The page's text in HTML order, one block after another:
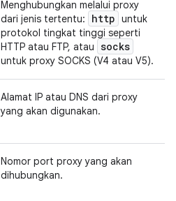
Menghubungkan melalui proxy
dari jenis tertentu:
http untuk
protokol tingkat tinggi seperti
HTTP atau FTP, atau socks
untuk proxy SOCKS (V4 atau V5).
Alamat IP atau DNS dari proxy
yang akan digunakan.
Nomor port proxy yang akan
dihubungkan.